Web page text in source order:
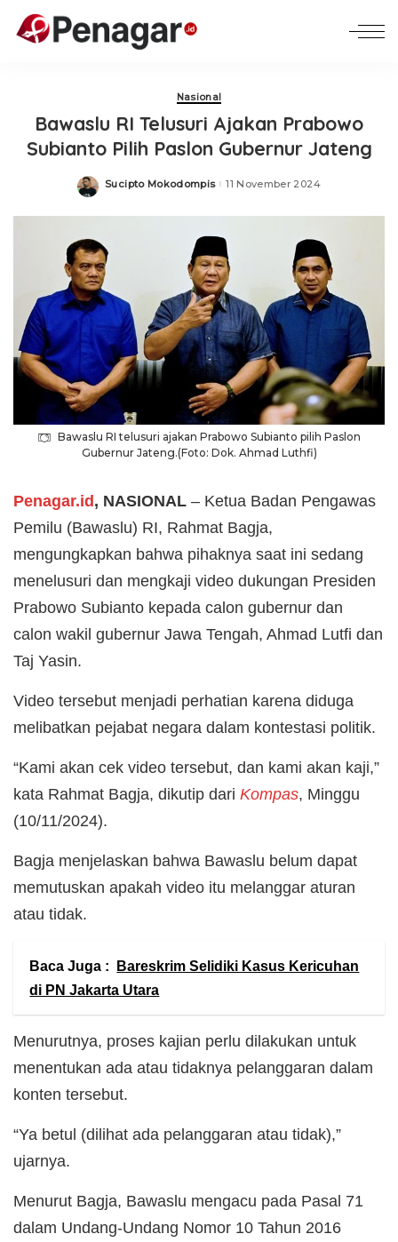
Nasional
Bawaslu RI Telusuri Ajakan Prabowo
Subianto Pilih Paslon Gubernur Jateng
Posted
Sucipto Mokodompis 11 November 2024
Bawaslu RI telusuri ajakan Prabowo Subianto pilih Paslon
Gubernur Jateng.(Foto: Dok. Ahmad Luthfi)
Penagar.id , NASIONAL – Ketua Badan Pengawas
Pemilu (Bawaslu) RI, Rahmat Bagja,
mengungkapkan bahwa pihaknya saat ini sedang
menelusuri dan mengkaji video dukungan Presiden
Prabowo Subianto kepada calon gubernur dan
calon wakil gubernur Jawa Tengah, Ahmad Lutfi dan
Taj Yasin.
Video tersebut menjadi perhatian karena diduga
melibatkan pejabat negara dalam kontestasi politik.
“Kami akan cek video tersebut, dan kami akan kaji,”
kata Rahmat Bagja, dikutip dari Kompas, Minggu
(10/11/2024).
Bagja menjelaskan bahwa Bawaslu belum dapat
memutuskan apakah video itu melanggar aturan
atau tidak.
Baca Juga :
Bareskrim Selidiki Kasus Kericuhan
di PN Jakarta Utara
Menurutnya, proses kajian perlu dilakukan untuk
menentukan ada atau tidaknya pelanggaran dalam
konten tersebut.
“Ya betul (dilihat ada pelanggaran atau tidak),”
ujarnya.
Menurut Bagja, Bawaslu mengacu pada Pasal 71
dalam Undang-Undang Nomor 10 Tahun 2016